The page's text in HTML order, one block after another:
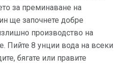
за преминаване на
ще започнете добре
производство на
Пийте 8 унции вода на всеки
бягате или правите